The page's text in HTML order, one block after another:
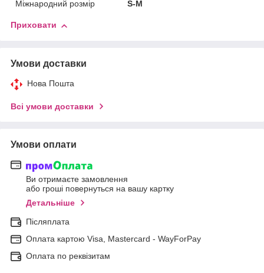
Міжнародний розмір S-M
Приховати
Умови доставки
Нова Пошта
Всі умови доставки
Умови оплати
Ви отримаєте замовлення
або гроші повернуться на вашу картку
Детальніше
Післяплата
Оплата картою Visa, Mastercard - WayForPay
Оплата по реквізитам